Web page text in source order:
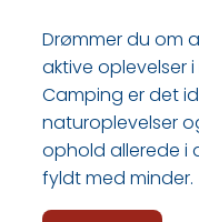
Drømmer du om
aktive oplevelser
Camping er det
naturoplevelser
ophold allerede i
fyldt med minder.